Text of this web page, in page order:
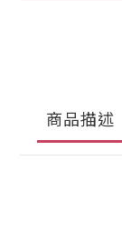
商品描述